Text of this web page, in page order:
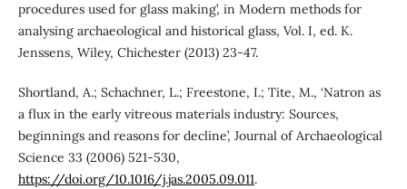
procedures used for glass making’, in Modern methods for
analysing archaeological and historical glass, Vol. I, ed. K.
Jenssens, Wiley, Chichester (2013) 23-47.
Shortland, A.; Schachner, L.; Freestone, I.; Tite, M., ‘Natron as
a flux in the early vitreous materials industry: Sources,
beginnings and reasons for decline’, Journal of Archaeological
Science 33 (2006) 521-530,
https://doi.org/10.1016/j.jas.2005.09.011.